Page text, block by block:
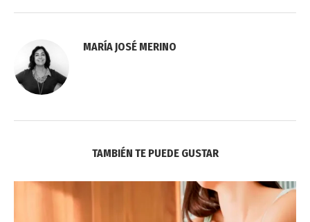
MARÍA JOSÉ MERINO
TAMBIÉN TE PUEDE GUSTAR